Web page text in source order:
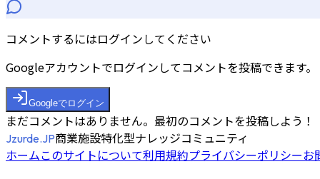
コメントするにはログインしてください
Googleアカウントでログインしてコメントを投稿できます。
Googleでログイン
まだコメントはありません。最初のコメントを投稿しよう！
Jzurde.JP商業施設特化型ナレッジコミュニティ
ホームこのサイトについて利用規約プライバシーポリシーお